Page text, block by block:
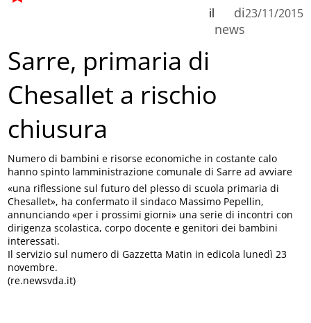
di
news
il 23/11/2015
Sarre, primaria di
Chesallet a rischio
chiusura
Numero di bambini e risorse economiche in costante calo
hanno spinto lamministrazione comunale di Sarre ad avviare
«una riflessione sul futuro del plesso di scuola primaria di
Chesallet», ha confermato il sindaco Massimo Pepellin,
annunciando «per i prossimi giorni» una serie di incontri con
dirigenza scolastica, corpo docente e genitori dei bambini
interessati.
Il servizio sul numero di Gazzetta Matin in edicola lunedì 23
novembre.
(re.newsvda.it)